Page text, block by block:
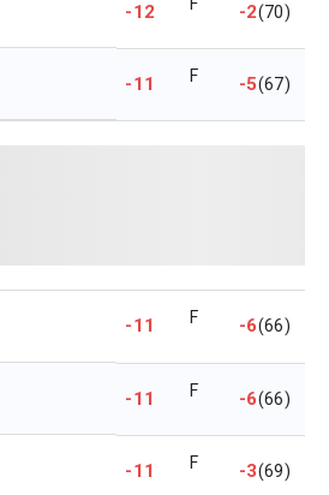
-12 F -2(70)
-11 F -5(67)
-11 F -6(66)
-11 F -6(66)
-11 F -3(69)